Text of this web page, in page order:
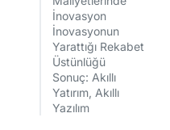
İnovasyon
İnovasyonun
Yarattığı Rekabet
Üstünlüğü
Sonuç: Akıllı
Yatırım, Akıllı
Yazılım